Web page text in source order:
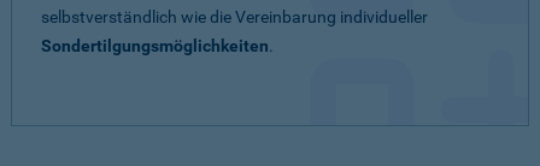
selbstverständlich wie die Vereinbarung individueller
Sondertilgungsmöglichkeiten.